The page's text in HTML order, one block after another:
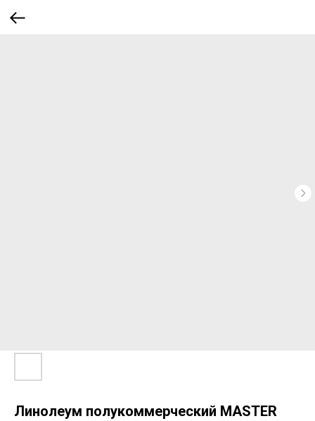
Линолеум полукоммерческий MASTER